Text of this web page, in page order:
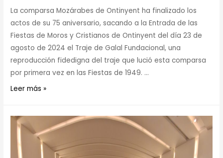
La comparsa Mozárabes de Ontinyent ha finalizado los
actos de su 75 aniversario, sacando a la Entrada de las
Fiestas de Moros y Cristianos de Ontinyent del día 23 de
agosto de 2024 el Traje de Galal Fundacional, una
reproducción fidedigna del traje que lució esta comparsa
por primera vez en las Fiestas de 1949. …
Leer más »